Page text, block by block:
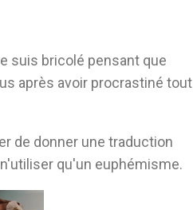
suis bricolé pensant que
après avoir procrastiné tout
de donner une traduction
qu'un euphémisme.